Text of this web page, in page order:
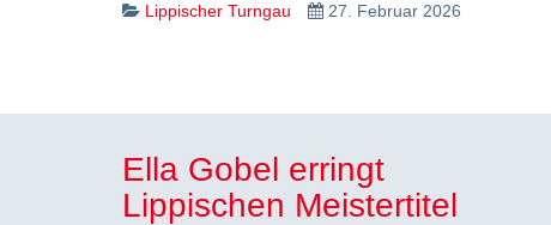
Lippischer Turngau 27. Februar 2026
Ella Gobel erringt
Lippischen Meistertitel